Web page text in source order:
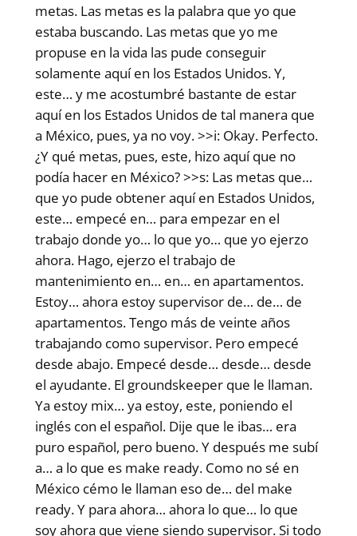
metas. Las metas es la palabra que yo que
estaba buscando. Las metas que yo me
propuse en la vida las pude conseguir
solamente aquí en los Estados Unidos. Y,
este… y me acostumbré bastante de estar
aquí en los Estados Unidos de tal manera que
a México, pues, ya no voy. >>i: Okay. Perfecto.
¿Y qué metas, pues, este, hizo aquí que no
podía hacer en México? >>s: Las metas que…
que yo pude obtener aquí en Estados Unidos,
este… empecé en… para empezar en el
trabajo donde yo… lo que yo… que yo ejerzo
ahora. Hago, ejerzo el trabajo de
mantenimiento en… en… en apartamentos.
Estoy… ahora estoy supervisor de… de… de
apartamentos. Tengo más de veinte años
trabajando como supervisor. Pero empecé
desde abajo. Empecé desde… desde… desde
el ayudante. El groundskeeper que le llaman.
Ya estoy mix… ya estoy, este, poniendo el
inglés con el español. Dije que le ibas… era
puro español, pero bueno. Y después me subí
a… a lo que es make ready. Como no sé en
México cémo le llaman eso de… del make
ready. Y para ahora… ahora lo que… lo que
soy ahora que viene siendo supervisor. Si todo